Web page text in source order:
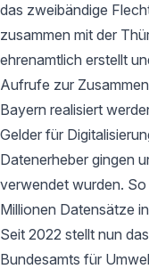
das zweibändige
zusammen mit der
ehrenamtlich erstellt
Aufrufe zur
Bayern realisiert
Gelder für
Datenerheber gingen
verwendet wurden. So
Millionen Datensätze
Seit 2022 stellt nun
Bundesamts für